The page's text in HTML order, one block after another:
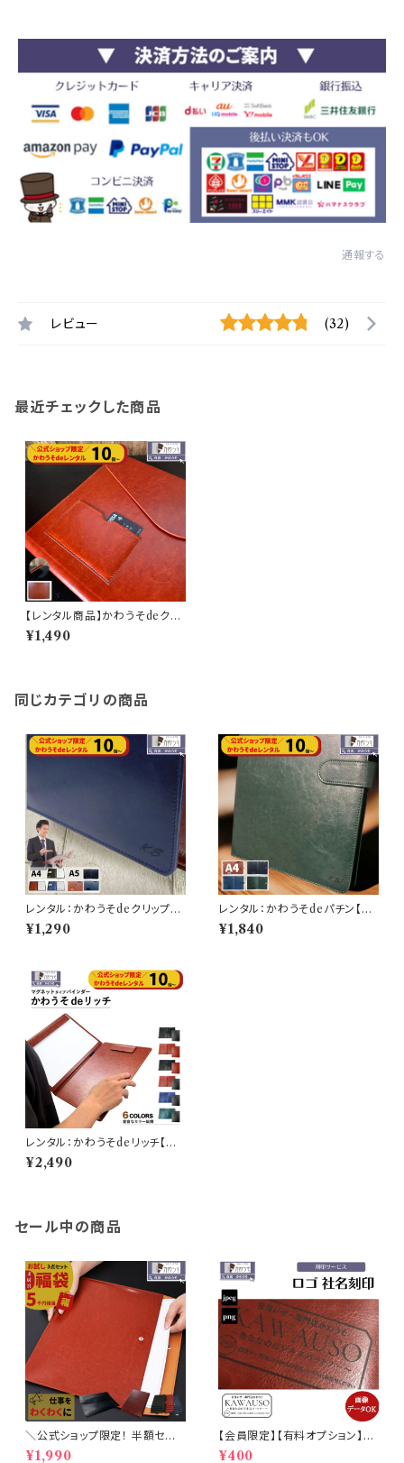
通報する
レビュー (32)
最近チェックした商品
【レンタル商品】かわうそdeクラ
シック ノートパソコン PC タブ
レット収納 13インチ (茶色)
¥1,490
同じカテゴリの商品
レンタル：かわうそdeクリップ
【動画あり】 黒 茶色 紺 ブラック
ネイビー ブラウン
¥1,290
レンタル：かわうそdeパチン【動
画あり】 /バインダー A4 (黒・茶
色・紺色・緑色）
¥1,840
レンタル：かわうそdeリッチ【動
画あり】 /バインダー A4 A3 お
しゃれ 多機能 革 マグネットボ
緑色）
¥2,490
セール中の商品
＼公式ショップ限定！ 半額セー
ル／ かわうそトライアル福袋 3
¥1,990
【会員限定】【有料オプション】レ
ーザー刻印 名入れ （LOGO ロ
¥400